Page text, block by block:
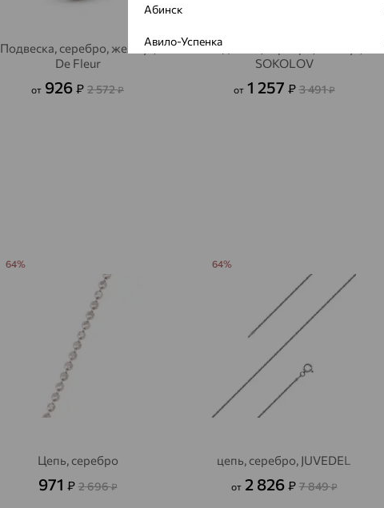
Подвеска, серебро, жемчуг,
De Fleur
от 926 ₽ 2 572₽
Подвеска, серебро, жемчуг,
SOKOLOV
от 1 257 ₽ 3 491₽
Цепь, серебро
971 ₽ 2 696₽
64%
цепь, серебро, JUVEDEL
от 2 826 ₽ 7 849₽
64%
Абинск
Авило-Успенка